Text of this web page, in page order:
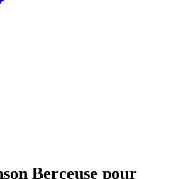
Berceuse pour